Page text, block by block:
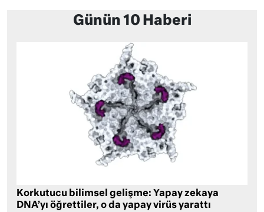
Günün 10 Haberi
Korkutucu bilimsel gelişme: Yapay zekaya
DNA’yı öğrettiler, o da yapay virüs yarattı